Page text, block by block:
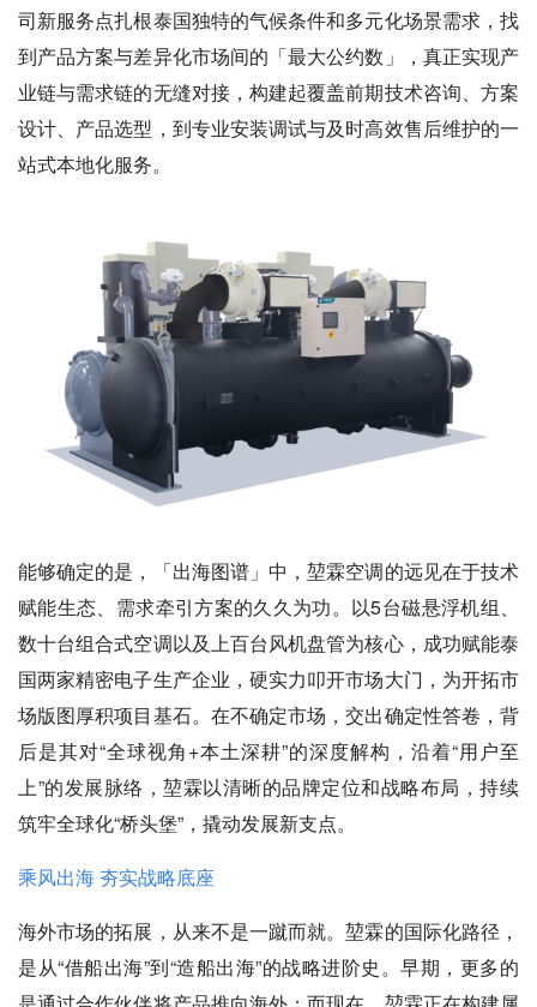
司新服务点扎根泰国独特的气候条件和多元化场景需求，找
到产品方案与差异化市场间的「最大公约数」，真正实现产
业链与需求链的无缝对接，构建起覆盖前期技术咨询、方案
设计、产品选型，到专业安装调试与及时高效售后维护的一
站式本地化服务。
能够确定的是，「出海图谱」中，堃霖空调的远见在于技术
赋能生态、需求牵引方案的久久为功。以5台磁悬浮机组、
数十台组合式空调以及上百台风机盘管为核心，成功赋能泰
国两家精密电子生产企业，硬实力叩开市场大门，为开拓市
场版图厚积项目基石。在不确定市场，交出确定性答卷，背
后是其对“全球视角+本土深耕”的深度解构，沿着“用户至
上”的发展脉络，堃霖以清晰的品牌定位和战略布局，持续
筑牢全球化“桥头堡”，撬动发展新支点。
乘风出海 夯实战略底座
海外市场的拓展，从来不是一蹴而就。堃霖的国际化路径，
是从“借船出海”到“造船出海”的战略进阶史。早期，更多的